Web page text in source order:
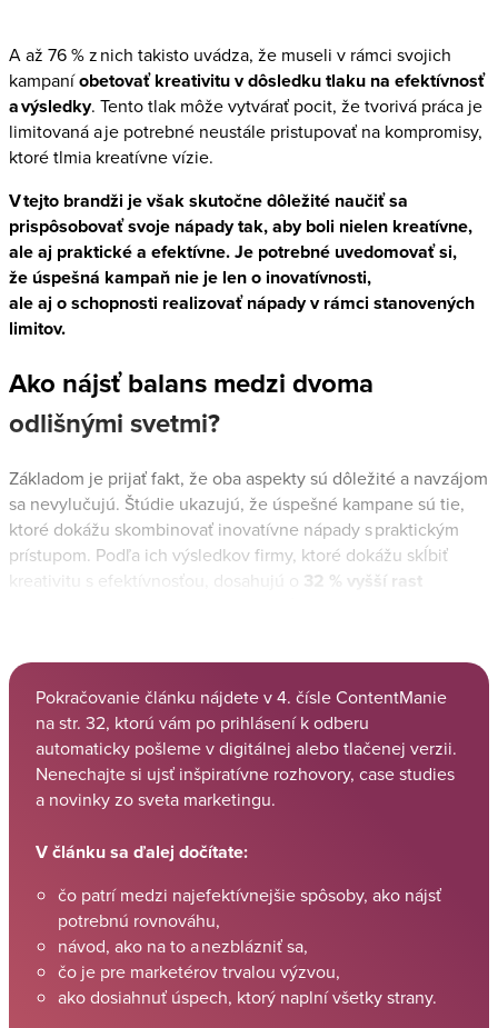
A až 76 % z nich takisto uvádza, že museli v rámci svojich
kampaníobetovať kreativitu v dôsledku tlaku na efektívnosť
a výsledky. Tento tlak môže vytvárať pocit, že tvorivá práca je
limitovaná a je potrebné neustále pristupovať na kompromisy,
ktoré tlmia kreatívne vízie.
V tejto brandži je však skutočne dôležité naučiť sa
prispôsobovať svoje nápady tak, aby boli nielen kreatívne,
ale aj praktické a efektívne. Je potrebné uvedomovať si,
že úspešná kampaň nie je len o inovatívnosti,
ale aj o schopnosti realizovať nápady v rámci stanovených
limitov.
Ako nájsť balans medzi dvoma
odlišnými svetmi?
Základom je prijať fakt, že oba aspekty sú dôležité a navzájom
sa nevylučujú. Štúdie ukazujú, že úspešné kampane sú tie,
ktoré dokážu skombinovať inovatívne nápady s praktickým
prístupom. Podľa ich výsledkov firmy, ktoré dokážu skĺbiť
kreativitu s efektívnosťou, dosahujú o 32 % vyšší rast
Pokračovanie článku nájdete v 4. čísle ContentManie
na str. 32, ktorú vám po prihlásení k odberu
automaticky pošleme v digitálnej alebo tlačenej verzii.
Nenechajte si ujsť inšpiratívne rozhovory, case studies
a novinky zo sveta marketingu.
V článku sa ďalej dočítate:
čo patrí medzi najefektívnejšie spôsoby, ako nájsť
potrebnú rovnováhu,
návod, ako na to a nezblázniť sa,
čo je pre marketérov trvalou výzvou,
ako dosiahnuť úspech, ktorý naplní všetky strany.